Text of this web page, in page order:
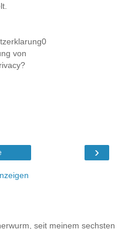
von
›
seit meinem sechsten